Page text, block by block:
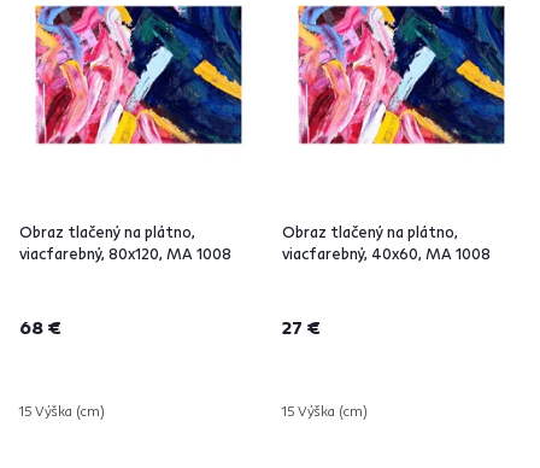
Obraz tlačený na plátno,
viacfarebný, 80x120, MA 1008
68 €
15 Výška (cm)
Obraz tlačený na plátno,
viacfarebný, 40x60, MA 1008
27 €
15 Výška (cm)